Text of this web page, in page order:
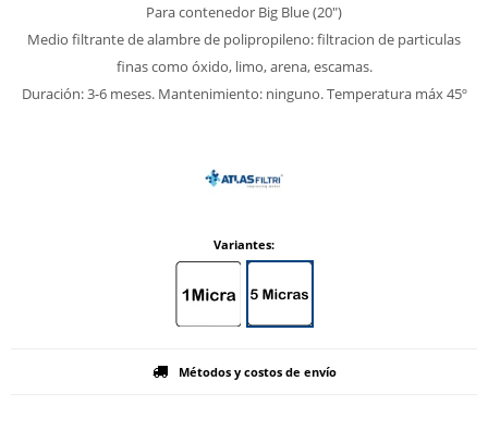
Para contenedor Big Blue (20")
Medio filtrante de alambre de polipropileno: filtracion de particulas
finas como óxido, limo, arena, escamas.
Duración: 3-6 meses. Mantenimiento: ninguno. Temperatura máx 45º
Variantes:
Métodos y costos de envío